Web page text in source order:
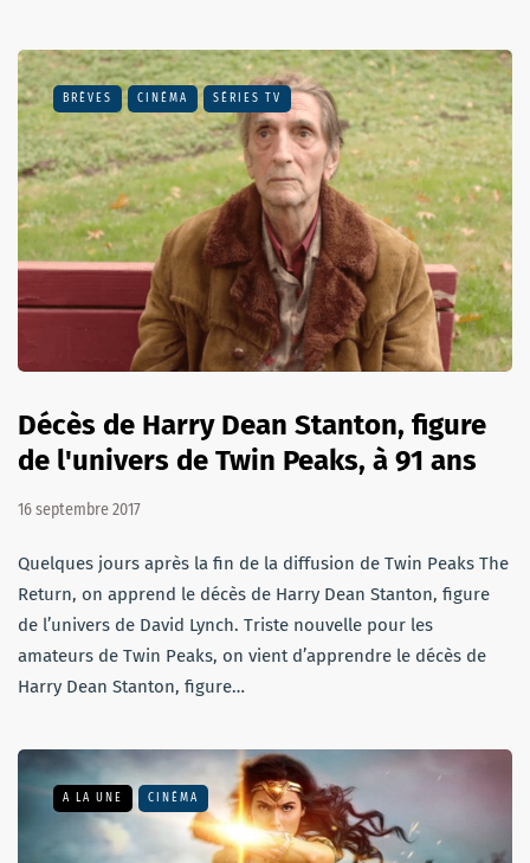
BRÈVES CINÉMA SÉRIES TV
Décès de Harry Dean Stanton, figure
de l'univers de Twin Peaks, à 91 ans
16 septembre 2017
Quelques jours après la fin de la diffusion de Twin Peaks The
Return, on apprend le décès de Harry Dean Stanton, figure
de l’univers de David Lynch. Triste nouvelle pour les
amateurs de Twin Peaks, on vient d’apprendre le décès de
Harry Dean Stanton, figure…
A LA UNE CINÉMA